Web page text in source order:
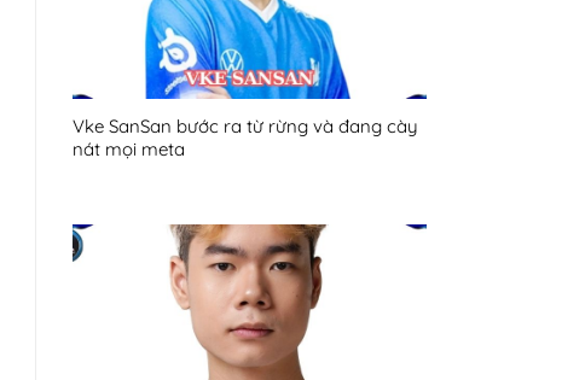
Vke SanSan bước ra từ rừng và đang cày
nát mọi meta